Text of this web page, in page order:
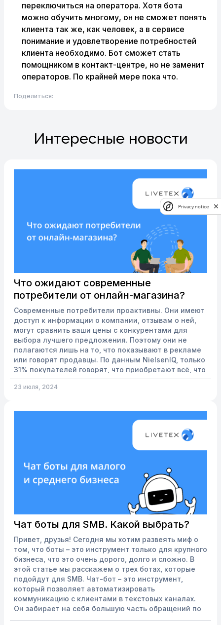
переключиться на оператора. Хотя бота
можно обучить многому, он не сможет понять
клиента так же, как человек, а в сервисе
понимание и удовлетворение потребностей
клиента необходимо. Бот сможет стать
помощником в контакт-центре, но не заменит
операторов. По крайней мере пока что.
Поделиться:
Интересные новости
Что ожидают современные
потребители от онлайн-магазина?
Современные потребители проактивны. Они имеют
доступ к информации о компании, отзывам о ней,
могут сравнить ваши цены с конкурентами для
выбора лучшего предложения. Поэтому они не
полагаются лишь на то, что показывают в рекламе
или говорят продавцы. По данным NielsenIQ, только
31% покупателей говорят, что приобретают всё, что
рекламируется. Чаще всего процесс принятия
решения о покупке выглядит так: Поиск
сайтов, обычно тех, что попадают на первую
23 июля, 2024
Чат боты для SMB. Какой выбрать?
Привет, друзья! Сегодня мы хотим развеять миф о
том, что боты – это инструмент только для крупного
бизнеса, что это очень дорого, долго и сложно. В
этой статье мы расскажем о трех ботах, которые
подойдут для SMB. Чат-бот – это инструмент,
который позволяет автоматизировать
коммуникацию с клиентами в текстовых каналах.
Он забирает на себя большую часть обращений по
популярным вопросам, к примеру: график работы,
Privacy notice